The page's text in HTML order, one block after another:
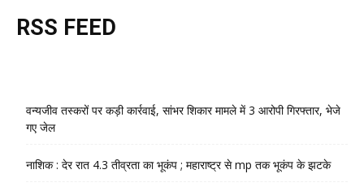
RSS FEED
वन्यजीव तस्करों पर कड़ी कार्रवाई, सांभर शिकार मामले में 3 आरोपी गिरफ्तार, भेजे
गए जेल
नाशिक : देर रात 4.3 तीव्रता का भूकंप ; महाराष्ट्र से mp तक भूकंप के झटके